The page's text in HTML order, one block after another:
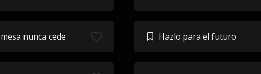
nunca cede Hazlo para el futuro